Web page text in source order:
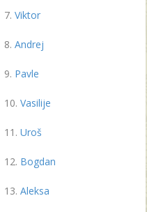
Viktor
Andrej
Pavle
Vasilije
Uroš
Bogdan
Aleksa